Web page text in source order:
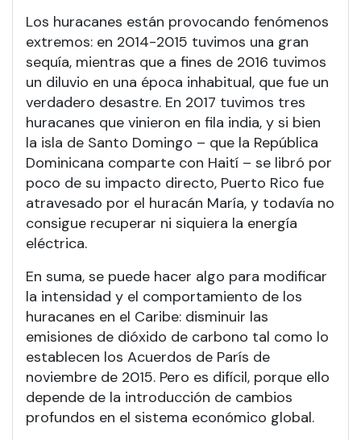
Los huracanes están provocando fenómenos
extremos: en 2014-2015 tuvimos una gran
sequía, mientras que a fines de 2016 tuvimos
un diluvio en una época inhabitual, que fue un
verdadero desastre. En 2017 tuvimos tres
huracanes que vinieron en fila india, y si bien
la isla de Santo Domingo – que la República
Dominicana comparte con Haití – se libró por
poco de su impacto directo, Puerto Rico fue
atravesado por el huracán María, y todavía no
consigue recuperar ni siquiera la energía
eléctrica.
En suma, se puede hacer algo para modificar
la intensidad y el comportamiento de los
huracanes en el Caribe: disminuir las
emisiones de dióxido de carbono tal como lo
establecen los Acuerdos de París de
noviembre de 2015. Pero es difícil, porque ello
depende de la introducción de cambios
profundos en el sistema económico global.